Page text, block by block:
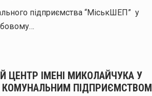
підприємства “МіськШЕП” у
ЦЕНТР ІМЕНІ МИКОЛАЙЧУКА У
КОМУНАЛЬНИМ ПІДПРИЄМСТВОМ